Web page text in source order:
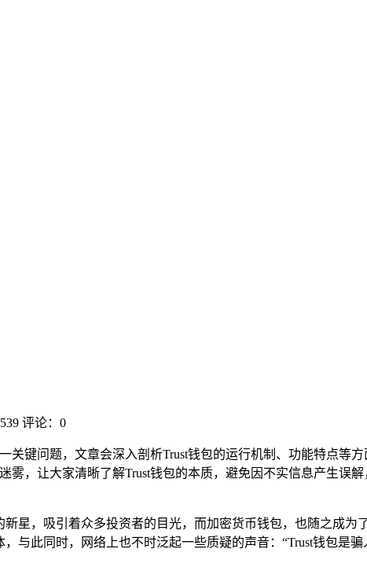
评论：0
关键问题，文章会深入剖析Trust钱包的运行机制、功能特点等
，让大家清晰了解Trust钱包的本质，避免因不实信息产生误
星，吸引着众多投资者的目光，而加密货币钱包，也随之成为
与此同时，网络上也不时泛起一些质疑的声音：“Trust钱包是